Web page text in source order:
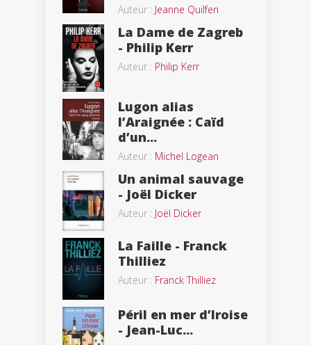
Auteur : Jeanne Quilfen
La Dame de Zagreb
- Philip Kerr
Auteur : Philip Kerr
Lugon alias
l’Araignée : Caïd
d’un...
Auteur : Michel Logean
Un animal sauvage
- Joël Dicker
Auteur : Joël Dicker
La Faille - Franck
Thilliez
Auteur : Franck Thilliez
Péril en mer d’Iroise
- Jean-Luc...